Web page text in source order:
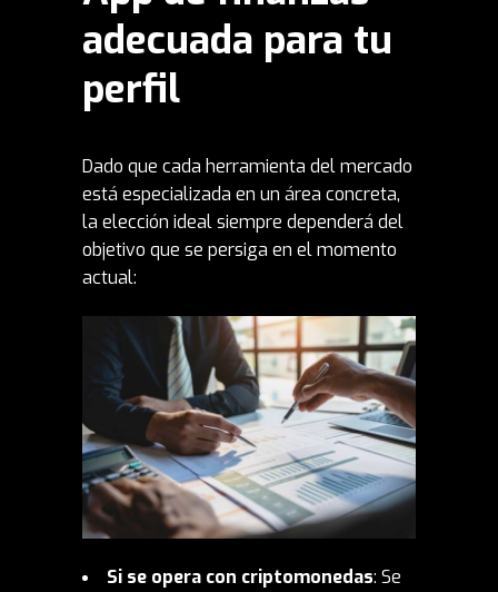
adecuada para tu
perfil
Dado que cada herramienta del mercado
está especializada en un área concreta,
la elección ideal siempre dependerá del
objetivo que se persiga en el momento
actual:
Si se opera con criptomonedas: Se